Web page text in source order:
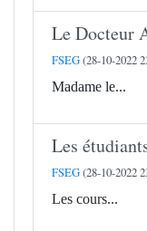
Le Docteur
FSEG(28-10-2022
Madame le...
Les
FSEG(28-10-2022
Les cours...